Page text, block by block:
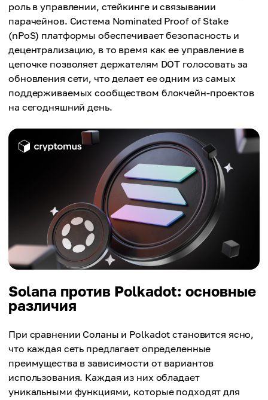
роль в управлении, стейкинге и связывании
парачейнов. Система Nominated Proof of Stake
(nPoS) платформы обеспечивает безопасность и
децентрализацию, в то время как ее управление в
цепочке позволяет держателям DOT голосовать за
обновления сети, что делает ее одним из самых
поддерживаемых сообществом блокчейн-проектов
на сегодняшний день.
Solana против Polkadot: основные
различия
При сравнении Соланы и Polkadot становится ясно,
что каждая сеть предлагает определенные
преимущества в зависимости от вариантов
использования. Каждая из них обладает
уникальными функциями, которые подходят для